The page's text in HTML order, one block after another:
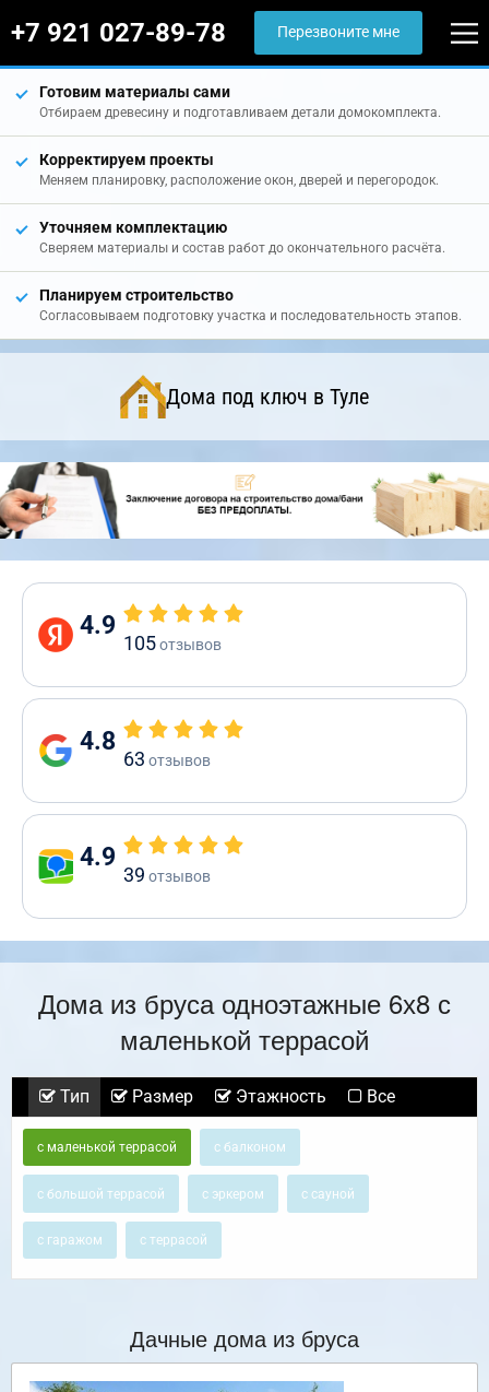
+7 921 027-89-78 Перезвоните мне
Готовим материалы сами
Отбираем древесину и подготавливаем детали домокомплекта.
Корректируем проекты
Меняем планировку, расположение окон, дверей и перегородок.
Уточняем комплектацию
Сверяем материалы и состав работ до окончательного расчёта.
Планируем строительство
Согласовываем подготовку участка и последовательность этапов.
Дома под ключ в Туле
4.9
105отзывов
4.8
63 отзывов
4.9
39 отзывов
Дома из бруса одноэтажные 6х8 с
маленькой террасой
Тип Размер Этажность Все
с маленькой террасой с балконом
с большой террасой с эркером с сауной
с гаражом с террасой
Дачные дома из бруса